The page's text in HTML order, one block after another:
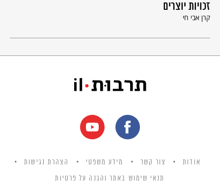
זכויות יוצרים
קרן אבי חי
אודות צור קשר מידע משפטי הצהרת נגישות
תנאי שימוש באתר והגנה על פרטיות